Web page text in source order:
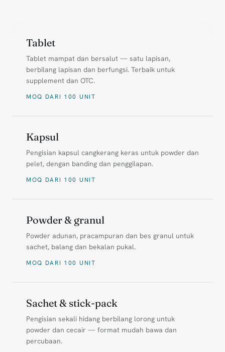
Tablet
Tablet mampat dan bersalut — satu lapisan,
berbilang lapisan dan berfungsi. Terbaik untuk
supplement dan OTC.
MOQ DARI 100 UNIT
Kapsul
Pengisian kapsul cangkerang keras untuk powder dan
pelet, dengan banding dan penggilapan.
MOQ DARI 100 UNIT
Powder & granul
Powder adunan, pracampuran dan bes granul untuk
sachet, balang dan bekalan pukal.
MOQ DARI 100 UNIT
Sachet & stick-pack
Pengisian sekali hidang berbilang lorong untuk
powder dan cecair — format mudah bawa dan
percubaan.